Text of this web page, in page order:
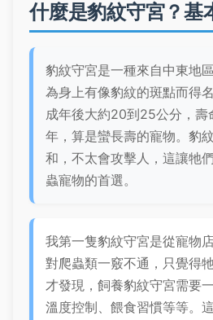
什麼是豹紋守宮？基
豹紋守宮是一種來自中東地
為身上有像豹紋的斑點而得
成年後大約20到25公分，壽
年，算是蠻長壽的寵物。豹
和，不太會攻擊人，這讓牠
蟲寵物的首選。
我第一隻豹紋守宮是從寵物
對爬蟲類一竅不通，只覺得
才發現，飼養豹紋守宮需要
溫度控制、餵食習慣等等。